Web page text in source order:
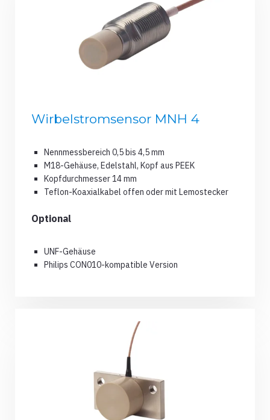
Wirbelstromsensor MNH 4
Nennmessbereich 0,5 bis 4,5 mm
M18-Gehäuse, Edelstahl, Kopf aus PEEK
Kopfdurchmesser 14 mm
Teflon-Koaxialkabel offen oder mit Lemostecker
Optional
UNF-Gehäuse
Philips CON010-kompatible Version